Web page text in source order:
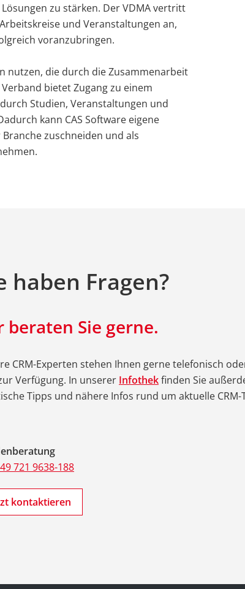
zu stärken. Der VDMA vertritt
und Veranstaltungen an,
voranzubringen.
nutzen, die durch die Zusammenarbeit
bietet Zugang zu einem
Studien, Veranstaltungen und
kann CAS Software eigene
zuschneiden und als
haben Fragen?
beraten Sie gerne.
CRM-Experten stehen Ihnen gerne telefonisch
Verfügung. In unserer Infothekfinden Sie
Tipps und nähere Infos rund um aktuelle CRM-
721 9638-188
kontaktieren